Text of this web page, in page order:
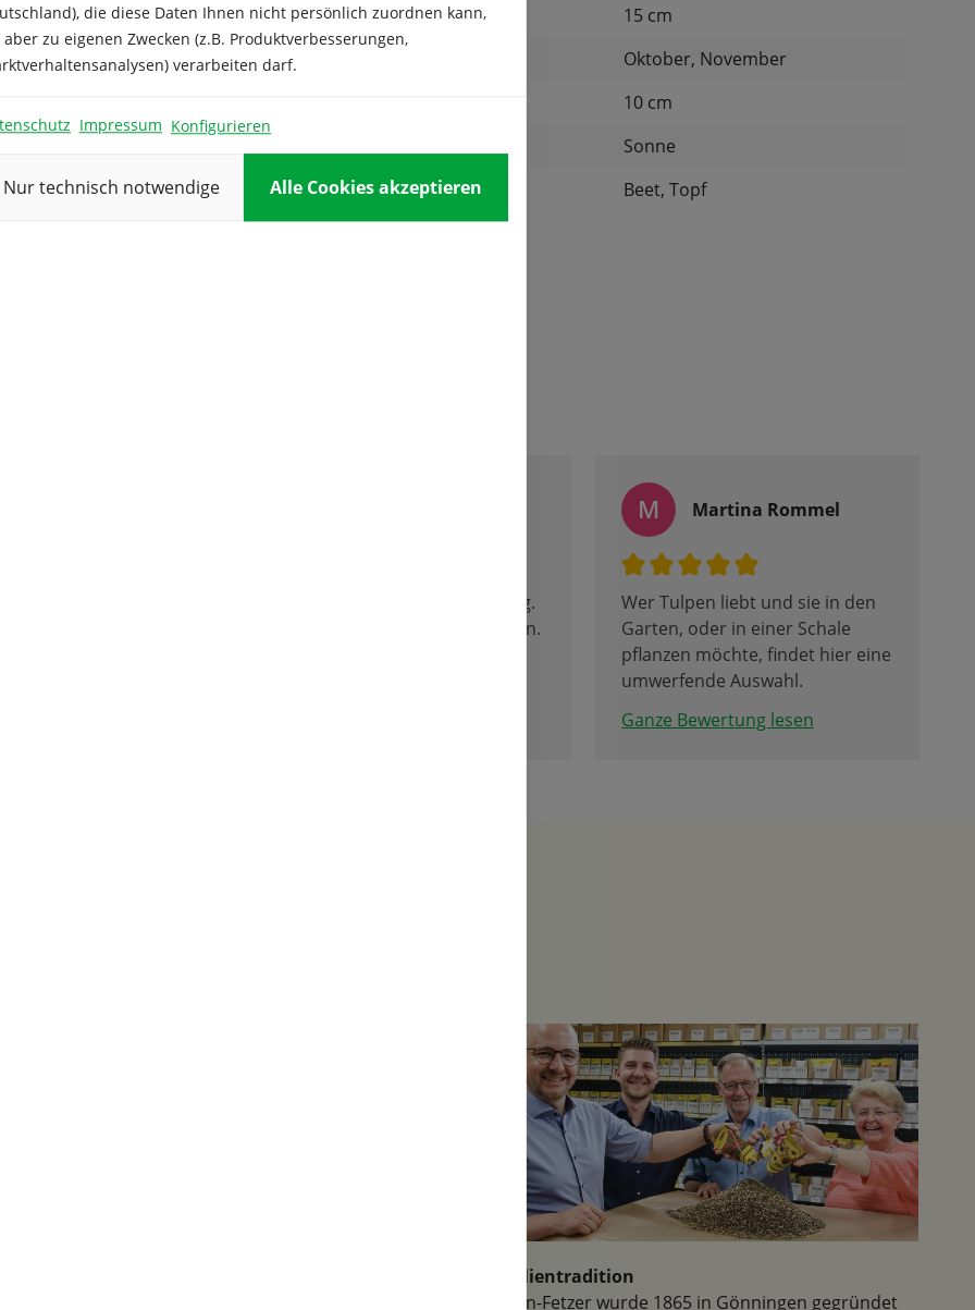
Pflanztiefe:
15 cm
Oktober, November
10 cm
Sonne
Verwendung:
Beet, Topf
wie immer sehr
Wir kommen
gerne her. Jede
auch sehr gut
lesen
Sehr gute Samen und Beratung.
Kann man gut weiter empfehlen.
M Martina Rommel
Wer Tulpen liebt und sie in den
Garten, oder in einer Schale
pflanzen möchte, findet hier eine
umwerfende Auswahl.
Hier muss man nicht über ein
Bild auf der Packung
Tulpenblüte nach Gemmingen
und lassen Sie sich verzaubern.
Ich war letzte Woche zum ersten,
aber mit Sicherheit nicht zum
letzten Mal hier. Außerdem kann
man hier in der herrlichen Natur
wunderbar wandern.
Ganze Bewertung lesen
6. Generation
Familientradition
Samen-Fetzer wurde 1865 in Gönningen gegründet
die diese Daten Ihnen nicht persönlich zuordnen kann,
aber zu eigenen Zwecken (z.B. Produktverbesserungen,
verarbeiten darf.
Impressum Konfigurieren
Nur technisch notwendige Alle Cookies akzeptieren